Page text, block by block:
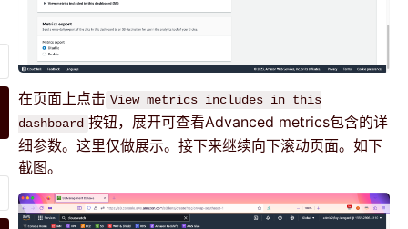
在页面上点击 View metrics includes in this
dashboard 按钮，展开可查看Advanced metrics包含的详
细参数。这里仅做展示。接下来继续向下滚动页面。如下
截图。